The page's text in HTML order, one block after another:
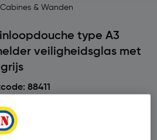
& Wanden
type A3
veiligheidsglas met
88411